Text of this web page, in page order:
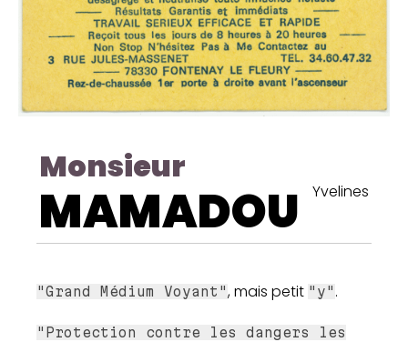
Monsieur
MAMADOU Yvelines
"Grand Médium Voyant", mais petit "y" .
"Protection contre les dangers les